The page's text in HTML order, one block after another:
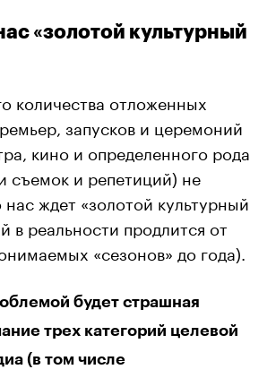
«золотой культурный
количества отложенных
запусков и церемоний
кино и определенного рода
и репетиций) не
ждет «золотой культурный
в реальности продлится от
«сезонов» до года).
будет страшная
трех категорий целевой
(в том числе